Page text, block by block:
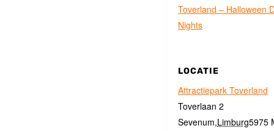
Toverland – Halloween
Nights
LOCATIE
Attractiepark Toverland
Toverlaan 2
Sevenum,Limburg5975